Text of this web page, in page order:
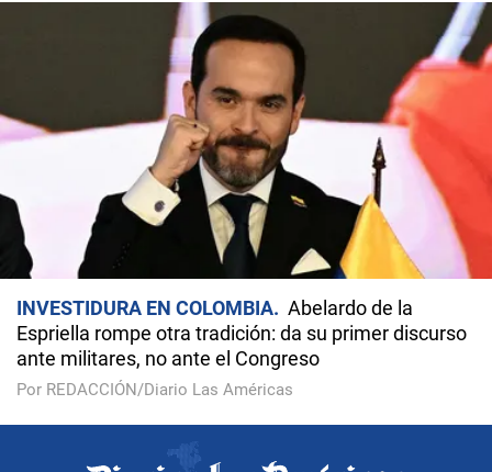
INVESTIDURA EN COLOMBIA
Abelardo de la
Espriella rompe otra tradición: da su primer discurso
ante militares, no ante el Congreso
Por REDACCIÓN/Diario Las Américas